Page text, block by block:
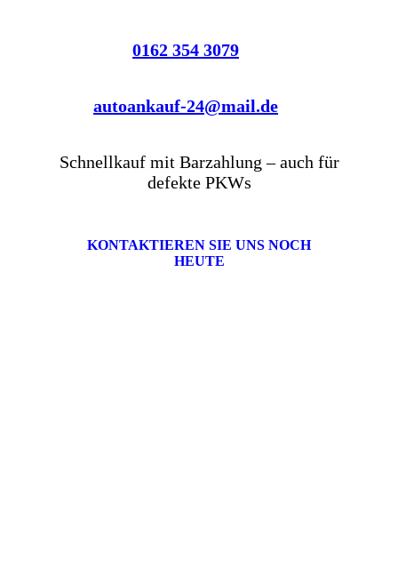
0162 354 3079
autoankauf-24@mail.de
Schnellkauf mit Barzahlung – auch für
defekte PKWs
KONTAKTIEREN SIE UNS NOCH
HEUTE